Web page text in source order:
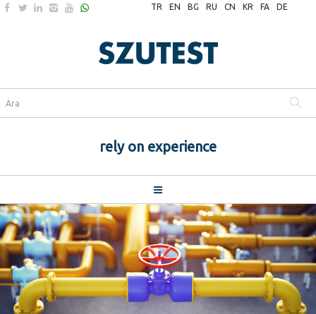
TR EN BG RU CN KR FA DE
rely on experience